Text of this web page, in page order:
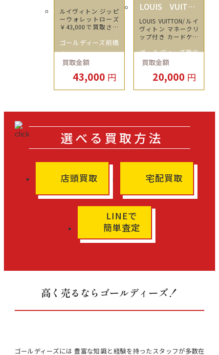
ルイヴィトン ジッピ
ーウォレットローズ
￥43,000で買取させ
ゴールディーズ前橋
店
買取金額
43,000 円
LOUIS VUITTO
N
LOUIS VUITTON/ルイ
ヴィトン マネークリ
ップ付き カードケー
ス ￥20,000で買取
させていただきました
ゴールディーズ熊谷
店
買取金額
20,000 円
選べる買取方法
店頭買取 宅配買取
LINEで
簡単査定
高く売るならゴールディーズ！
ゴールディーズには 豊富な知識と経験を持ったスタッフが多数在